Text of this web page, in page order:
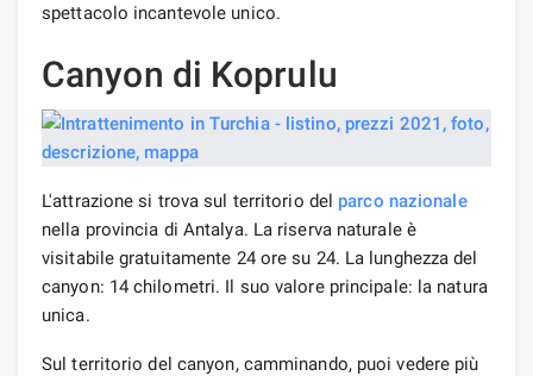
spettacolo incantevole unico.
Canyon di Koprulu
L'attrazione si trova sul territorio del parco nazionale
nella provincia di Antalya. La riserva naturale è
visitabile gratuitamente 24 ore su 24. La lunghezza del
canyon: 14 chilometri. Il suo valore principale: la natura
unica.
Sul territorio del canyon, camminando, puoi vedere più